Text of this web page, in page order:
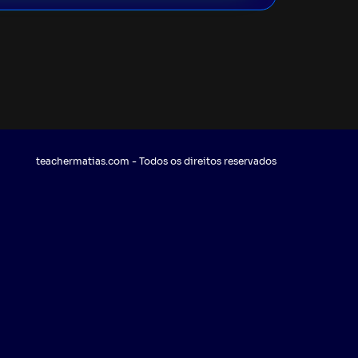
teachermatias.com - Todos os direitos reservados